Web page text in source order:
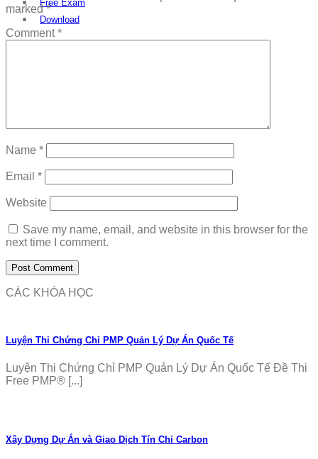
Free Exam
Download
marked*
Comment*
Name *
Email *
Website
Save my name, email, and website in this browser for the
next time I comment.
CÁC KHÓA HỌC
Luyện Thi Chứng Chỉ PMP Quản Lý Dự Án Quốc Tế
Luyện Thi Chứng Chỉ PMP Quản Lý Dự Án Quốc Tế Đề Thi
Free PMP® [...]
Xây Dựng Dự Án và Giao Dịch Tín Chỉ Carbon